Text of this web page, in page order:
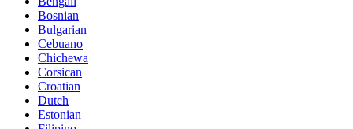
Bosnian
Bulgarian
Cebuano
Chichewa
Corsican
Croatian
Dutch
Estonian